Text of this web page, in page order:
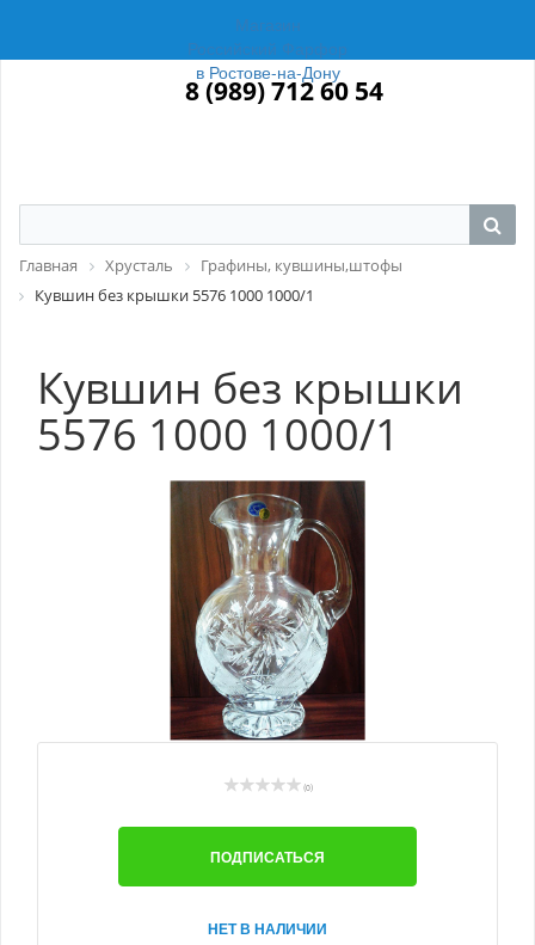
Магазин
Российский Фарфор
в Ростове-на-Дону
8 (989) 712 60 54
Главная Хрусталь
Графины, кувшины,штофы
Кувшин без крышки 5576 1000 1000/1
Кувшин без крышки
5576 1000 1000/1
(0)
ПОДПИСАТЬСЯ
НЕТ В НАЛИЧИИ